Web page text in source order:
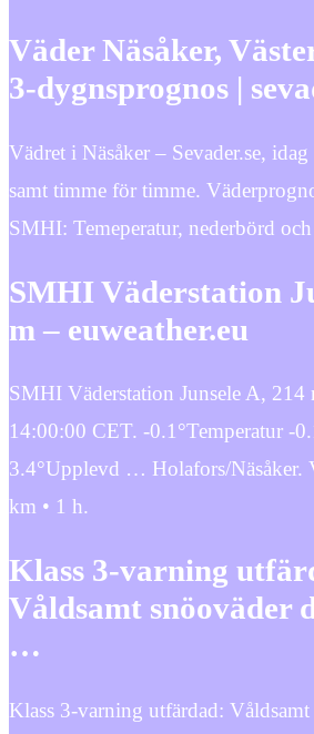
Väder Näsåker,
3-dygnsprognos |
Vädret i Näsåker – Sevader.se,
samt timme för timme.
SMHI: Temeperatur, nederbörd
SMHI Väderstation
m – euweather.eu
SMHI Väderstation Junsele A,
14:00:00 CET. -0.1°Temperatur -
3.4°Upplevd … Holafors/Näsåker.
km • 1 h.
Klass 3-varning
Våldsamt snöoväder
…
Klass 3-varning utfärdad: